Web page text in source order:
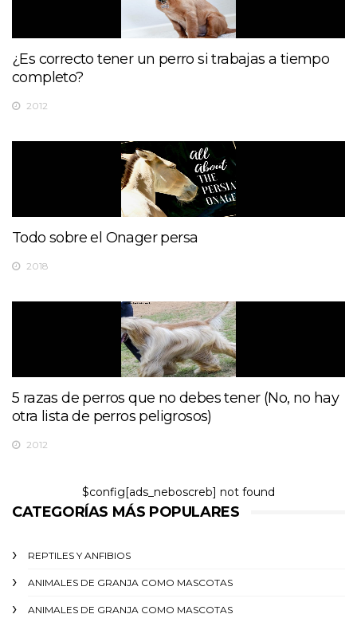
¿Es correcto tener un perro si trabajas a tiempo
completo?
2012
Todo sobre el Onager persa
2018
5 razas de perros que no debes tener (No, no hay
otra lista de perros peligrosos)
2012
$config[ads_neboscreb] not found
CATEGORÍAS MÁS POPULARES
REPTILES Y ANFIBIOS
ANIMALES DE GRANJA COMO MASCOTAS
ANIMALES DE GRANJA COMO MASCOTAS